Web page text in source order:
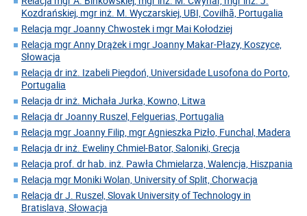
Kozdrańskiej, mgr inż. M. Wyczarskiej, UBI, Covilhã, Portugalia
Relacja mgr Joanny Chwostek i mgr Mai Kołodziej
Relacja mgr Anny Drążek i mgr Joanny Makar-Płazy, Koszyce,
Słowacja
Relacja dr inż. Izabeli Piegdoń, Universidade Lusofona do Porto,
Portugalia
Relacja dr inż. Michała Jurka, Kowno, Litwa
Relacja dr Joanny Ruszel, Felguerias, Portugalia
Relacja mgr Joanny Filip, mgr Agnieszka Pizło, Funchal, Madera
Relacja dr inż. Eweliny Chmiel-Bator, Saloniki, Grecja
Relacja prof. dr hab. inż. Pawła Chmielarza, Walencja, Hiszpania
Relacja mgr Moniki Wolan, University of Split, Chorwacja
Relacja dr J. Ruszel, Slovak University of Technology in
Bratislava, Słowacja